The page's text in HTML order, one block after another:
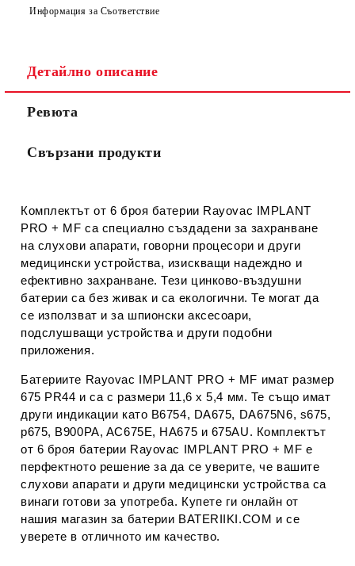
Съгласен съм с
Ние ще се свържем с вас в рамките на работния ден.
Информация за Съответствие
Детайлно описание
Ревюта
Свързани продукти
Комплектът от 6 броя батерии Rayovac IMPLANT
PRO + MF са специално създадени за захранване
на слухови апарати, говорни процесори и други
медицински устройства, изискващи надеждно и
ефективно захранване. Тези цинково-въздушни
батерии са без живак и са екологични. Те могат да
се използват и за шпионски аксесоари,
подслушващи устройства и други подобни
приложения.
Батериите Rayovac IMPLANT PRO + MF имат размер
675 PR44 и са с размери 11,6 х 5,4 мм. Те също имат
други индикации като B6754, DA675, DA675N6, s675,
p675, B900PA, AC675E, HA675 и 675AU. Комплектът
от 6 броя батерии Rayovac IMPLANT PRO + MF е
перфектното решение за да се уверите, че вашите
слухови апарати и други медицински устройства са
винаги готови за употреба. Купете ги онлайн от
нашия магазин за батерии BATERIIKI.COM и се
уверете в отличното им качество.